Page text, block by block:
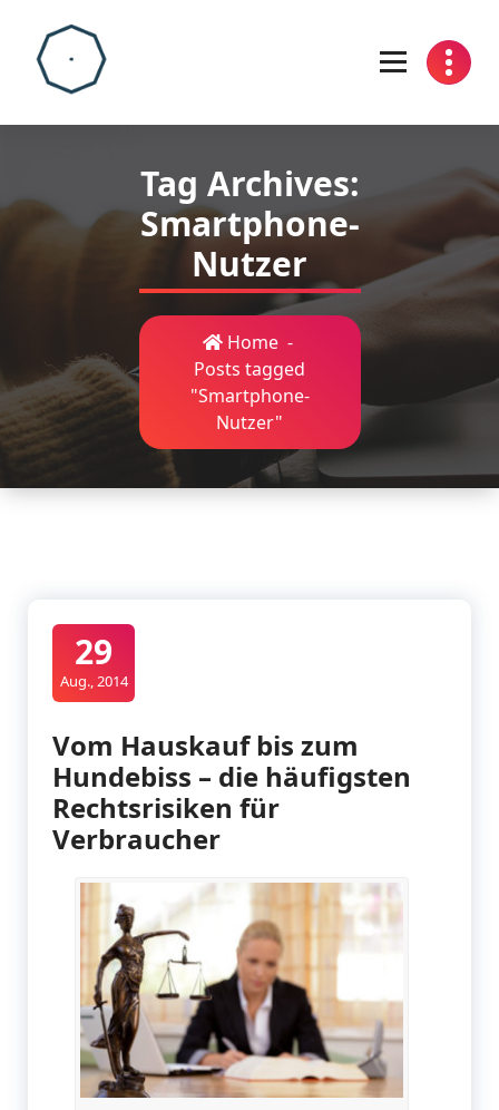
content
Tag Archives:
Smartphone-
Nutzer
Home-
Posts tagged
"Smartphone-
Nutzer"
29
Aug., 2014
Vom Hauskauf bis zum
Hundebiss – die häufigsten
Rechtsrisiken für
Verbraucher